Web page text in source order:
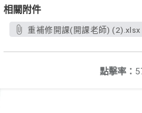
相關附件
重補修開課(開課老師) (2).xlsx
點擊率：